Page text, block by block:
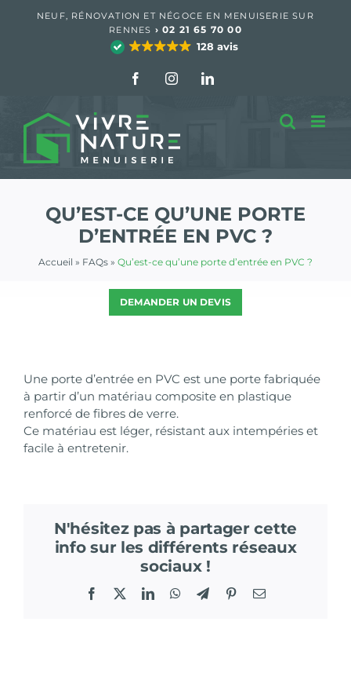
NEUF, RÉNOVATION ET NÉGOCE EN MENUISERIE SUR
RENNES › 02 21 65 70 00
128 avis
FacebookInstagramLinkedIn
QU’EST-CE QU’UNE PORTE
D’ENTRÉE EN PVC ?
Accueil » FAQs » Qu’est-ce qu’une porte d’entrée en PVC ?
DEMANDER UN DEVIS
Une porte d’entrée en PVC est une porte fabriquée
à partir d’un matériau composite en plastique
renforcé de fibres de verre.
Ce matériau est léger, résistant aux intempéries et
facile à entretenir.
N'hésitez pas à partager cette
info sur les différents réseaux
sociaux !
Facebook LinkedInWhatsApp
TelegramPinterestEmail